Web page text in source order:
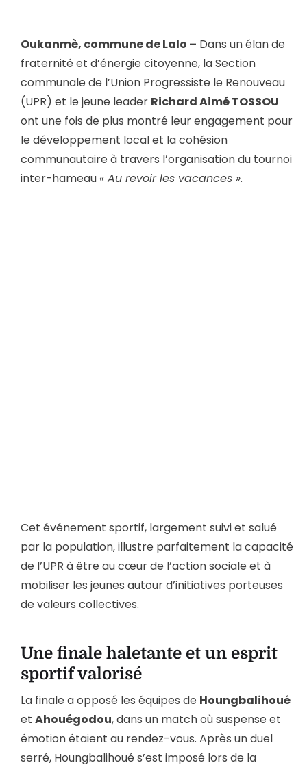
Oukanmè, commune de Lalo – Dans un élan de
fraternité et d’énergie citoyenne, la Section
communale de l’Union Progressiste le Renouveau
(UPR) et le jeune leader Richard Aimé TOSSOU
ont une fois de plus montré leur engagement pour
le développement local et la cohésion
communautaire à travers l’organisation du tournoi
inter-hameau « Au revoir les vacances ».
Cet événement sportif, largement suivi et salué
par la population, illustre parfaitement la capacité
de l’UPR à être au cœur de l’action sociale et à
mobiliser les jeunes autour d’initiatives porteuses
de valeurs collectives.
Une finale haletante et un esprit
sportif valorisé
La finale a opposé les équipes de Houngbalihoué
et Ahouégodou, dans un match où suspense et
émotion étaient au rendez-vous. Après un duel
serré, Houngbalihoué s’est imposé lors de la